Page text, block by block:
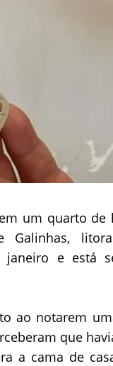
um quarto de
Galinhas,
e está
ao notarem
que
a cama de